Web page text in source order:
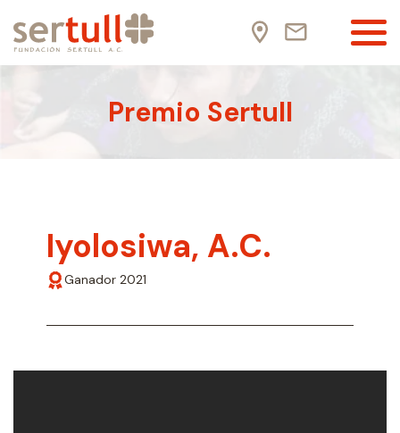
Premio Sertull
Iyolosiwa, A.C.
Ganador 2021